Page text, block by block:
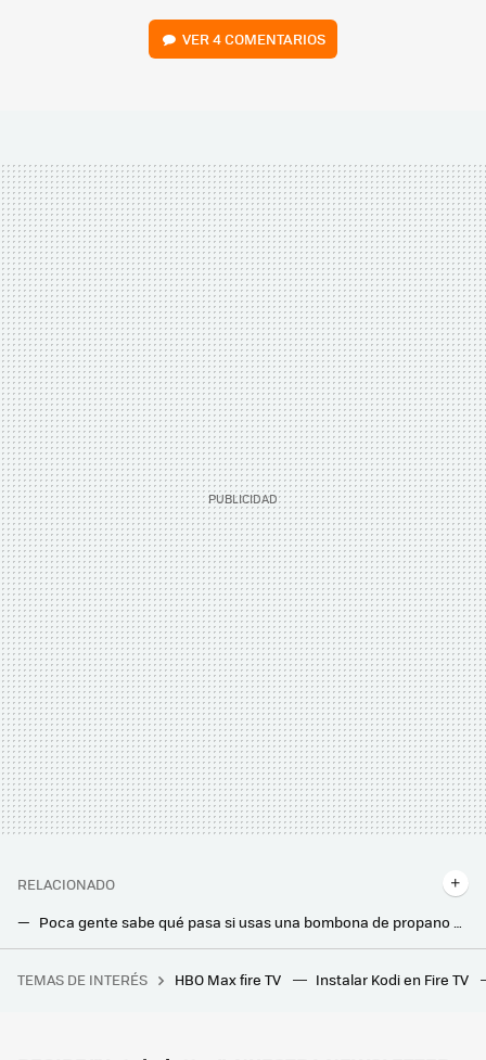
VER4 COMENTARIOS
RELACIONADO
Poca gente sabe qué pasa si usas una bombona de propano en vez de butano, o al contrario: Repsol lo deja claro
Los bloqueos de LaLiga afectan hasta a quienes necesitan buscar una farmacia de guardia
TEMAS DE INTERÉS HBO Max fire TV Instalar Kodi en Fire TV